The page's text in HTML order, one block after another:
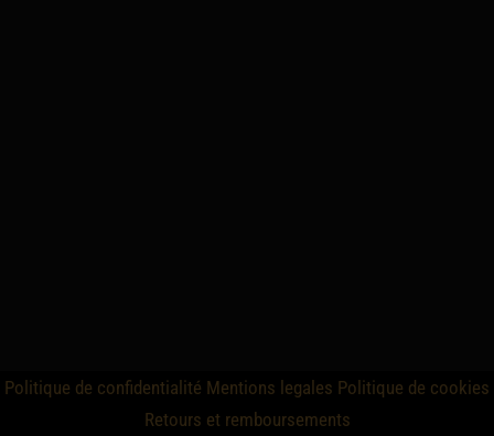
Politique de confidentialité Mentions legales Politique de cookies
Retours et remboursements